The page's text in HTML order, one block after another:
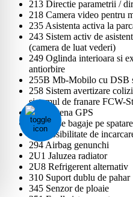
213 Directie parametrii /
218 Camera video pentru
235 Asistenta activa la
243 Sistem activ de
(camera de luat vederi)
249 Oglinda interioara si
antiorbire
255B Mb-Mobilo cu DSB
258 Sistem avertizare
sistemul de franare FCW-
270 Antena GPS
286 Plase bagaje pe
287 Posibilitate de
294 Airbag genunchi
2U1 Jaluzea radiator
2U8 Refrigerent alternativ
310 Suport dublu de pahar
345 Senzor de ploaie